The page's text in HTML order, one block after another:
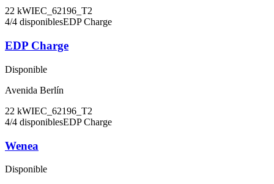
22 kWIEC_62196_T2
4/4 disponiblesEDP Charge
EDP Charge
Disponible
Avenida Berlín
22 kWIEC_62196_T2
4/4 disponiblesEDP Charge
Wenea
Disponible